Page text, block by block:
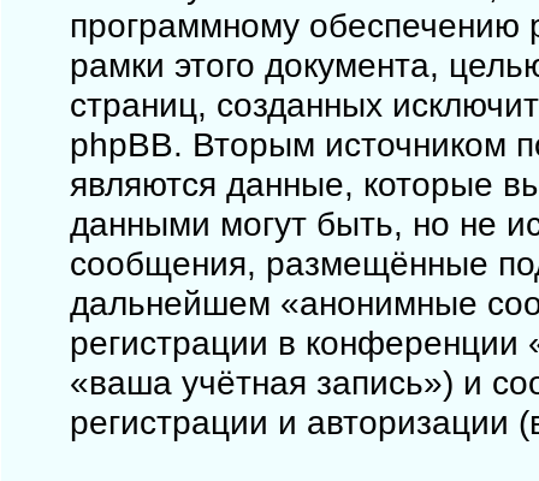
программному обеспечению
рамки этого документа,
страниц, созданных
phpBB. Вторым источником
являются данные, которые
данными могут быть, но не
сообщения, размещённые
дальнейшем «анонимные
регистрации в
«ваша учётная запись») и
регистрации и